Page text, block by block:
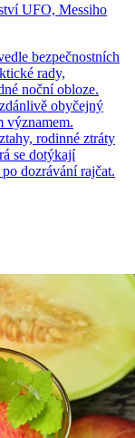
UFO, Messiho
bezpečnostních
rady,
noční obloze.
obyčejný
významem.
rodinné ztráty
se dotýkají
dozrávání rajčat.